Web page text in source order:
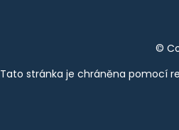
©
Tato stránka je chráněna pomocí